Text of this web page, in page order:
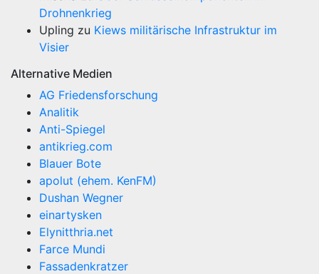
Drohnenkrieg
Upling zu Kiews militärische Infrastruktur im
Visier
Alternative Medien
AG Friedensforschung
Analitik
Anti-Spiegel
antikrieg.com
Blauer Bote
apolut (ehem. KenFM)
Dushan Wegner
einartysken
Elynitthria.net
Farce Mundi
Fassadenkratzer